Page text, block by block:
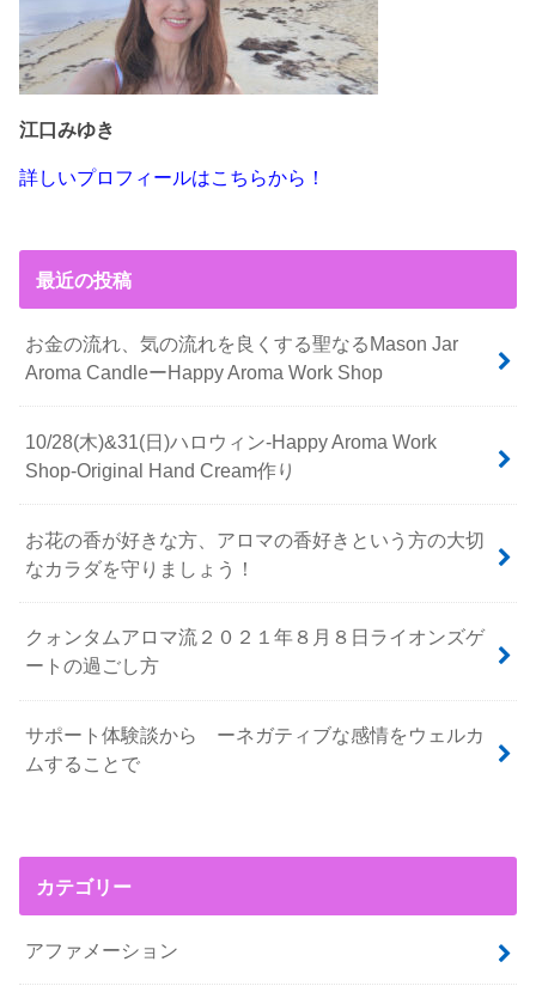
江口みゆき
詳しいプロフィールはこちらから！
最近の投稿
お金の流れ、気の流れを良くする聖なるMason Jar
Aroma CandleーHappy Aroma Work Shop
10/28(木)&31(日)ハロウィン-Happy Aroma Work
Shop-Original Hand Cream作り
お花の香が好きな方、アロマの香好きという方の大切
なカラダを守りましょう！
クォンタムアロマ流２０２１年８月８日ライオンズゲ
ートの過ごし方
サポート体験談から ーネガティブな感情をウェルカ
ムすることで
カテゴリー
アファメーション